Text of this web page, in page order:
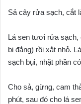
Sả cây rửa sạch, cắt
Lá sen tươi rửa sạch,
bị đắng) rồi xắt nhỏ.
sạch bụi, nhặt phần
Cho sả, gừng, cam
phút, sau đó cho lá